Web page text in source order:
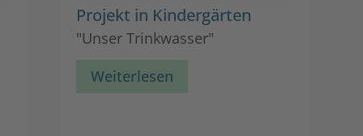
Projekt in Kindergärten
"Unser Trinkwasser"
Weiterlesen